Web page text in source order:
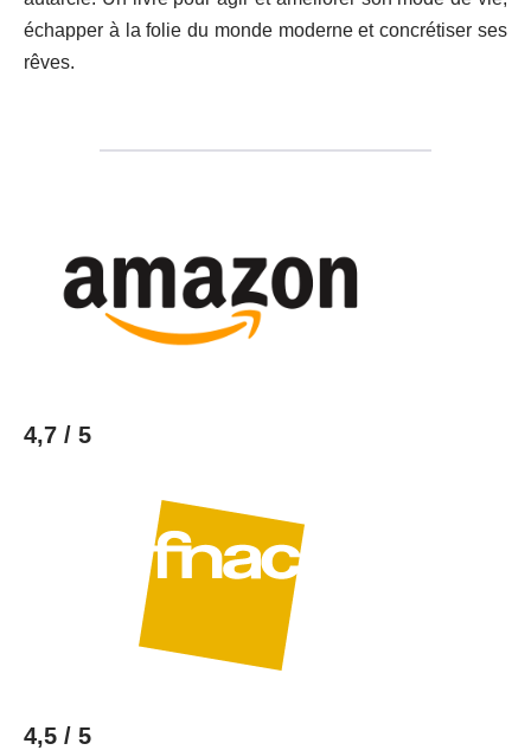
échapper à la folie du monde moderne et concrétiser ses
rêves.
4,7 / 5
4,5 / 5